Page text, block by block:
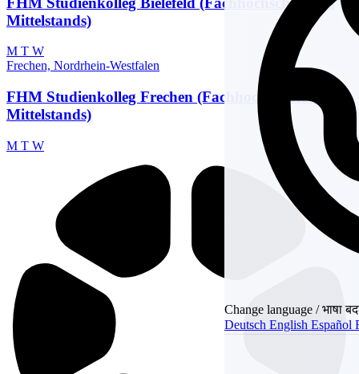
Change language / भाषा
DeutschEnglishEspañol
Mittelstands)
M T W
Frechen, Nordrhein-Westfalen
FHM Studienkolleg Frechen (Fachhochschule des
Mittelstands)
M T W